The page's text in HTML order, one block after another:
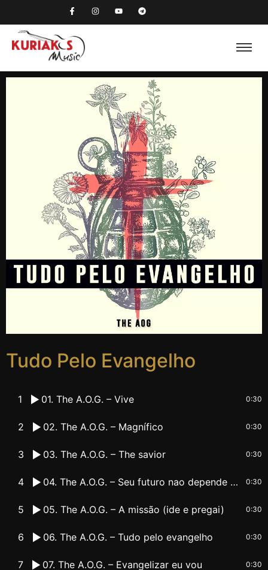
Tudo Pelo Evangelho
1 01. The A.O.G. – Vive 0:30
2 02. The A.O.G. – Magnífico 0:30
3 03. The A.O.G. – The savior 0:30
4 04. The A.O.G. – Seu futuro nao depende de Deus 0:30
5 05. The A.O.G. – A missão (ide e pregai) 0:30
6 06. The A.O.G. – Tudo pelo evangelho 0:30
7 07. The A.O.G. – Evangelizar eu vou 0:30